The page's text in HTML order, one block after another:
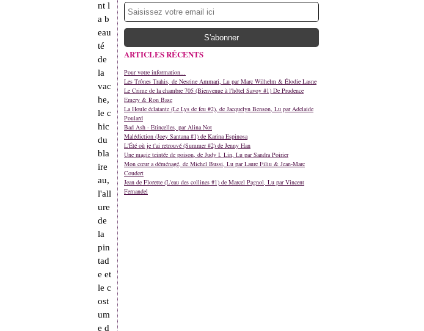
nt l
a b
eau
té
de
la
vac
he,
le c
hic
du
bla
ire
au,
l'all
ure
de
la
pin
tad
e et
le c
ost
um
e d
ARTICLES RÉCENTS
Pour votre information...
Les Trônes Trahis, de Nesrine Ammari, Lu par Marc Wilhelm & Élodie Lasne
Le Crime de la chambre 705 (Bienvenue à l'hôtel Savoy #1) De Prudence
Emery & Ron Base
La Houle éclatante (Le Lys de feu #2), de Jacquelyn Benson, Lu par Adelaide
Poulard
Bad Ash - Etincelles, par Alina Not
Malédiction (Joey Santana #1) de Karina Espinosa
L'Été où je t'ai retrouvé (Summer #2) de Jenny Han
Une magie teintée de poison, de Judy I. Lin, Lu par Sandra Poirier
Mon cœur a déménagé, de Michel Bussi, Lu par Laure Filiu & Jean-Marc
Coudert
Jean de Florette (L'eau des collines #1) de Marcel Pagnol, Lu par Vincent
Fernandel